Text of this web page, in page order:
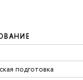
подготовка